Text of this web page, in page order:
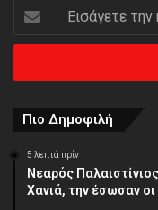
Εισάγετε
την
ηλεκτρονική
διεύθυνση
Πιο Δημοφιλή
5 λεπτά πρίν
Νεαρός
Χανιά, την έσωσαν